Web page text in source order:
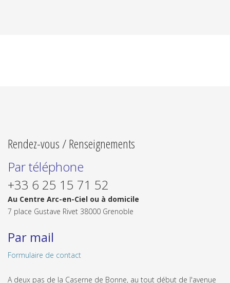
Rendez-vous / Renseignements
Par téléphone
+33 6 25 15 71 52
Au Centre Arc-en-Ciel ou à domicile
Par mail